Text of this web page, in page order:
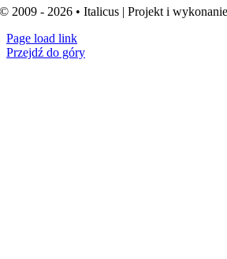
© 2009 - 2026 • Italicus | Projekt i
Page load link
Przejdź do góry